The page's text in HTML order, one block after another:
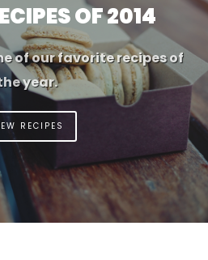
OF 2014
of our favorite recipes of
year.
RECIPES